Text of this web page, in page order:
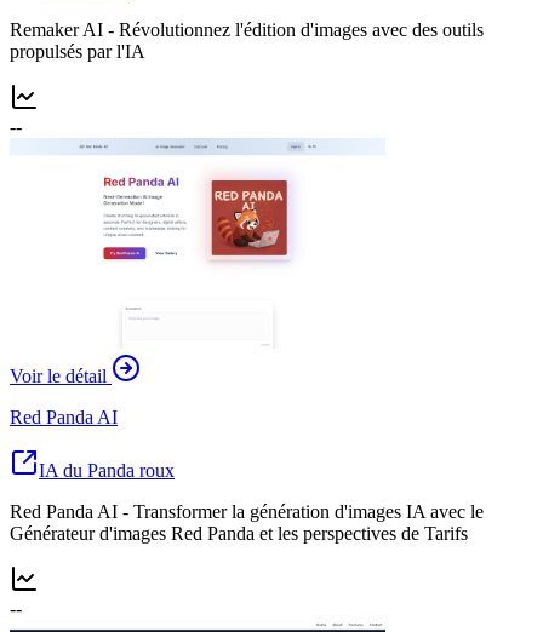
Remaker AI - Révolutionnez l'édition d'images avec des outils
propulsés par l'IA
--
Voir le détail
Red Panda AI
IA du Panda roux
Red Panda AI - Transformer la génération d'images IA avec le
Générateur d'images Red Panda et les perspectives de Tarifs
--